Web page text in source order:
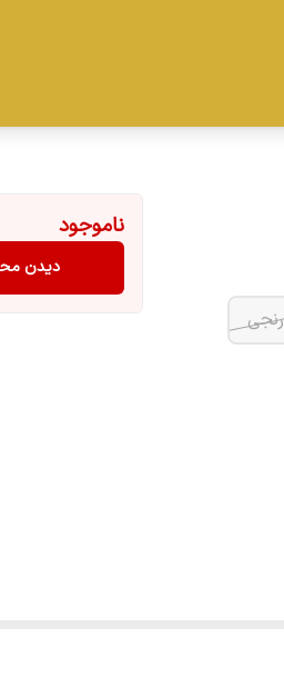
ناموجود
دیدن